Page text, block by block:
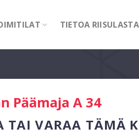
TIETOA RIISULASTA
Päämaja A 34
TAI VARAA TÄMÄ